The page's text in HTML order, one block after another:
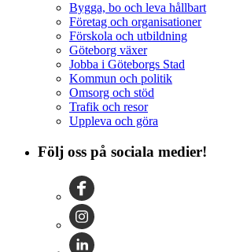
Bygga, bo och leva hållbart
Företag och organisationer
Förskola och utbildning
Göteborg växer
Jobba i Göteborgs Stad
Kommun och politik
Omsorg och stöd
Trafik och resor
Uppleva och göra
Följ oss på sociala medier!